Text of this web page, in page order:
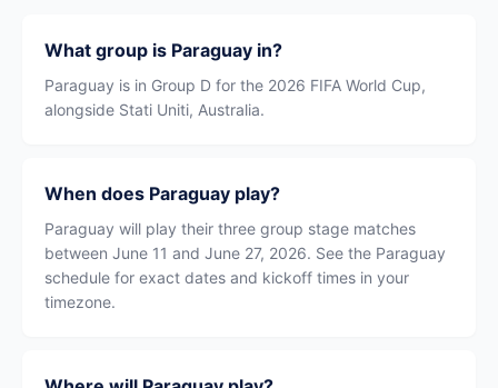
What group is Paraguay in?
Paraguay is in Group D for the 2026 FIFA World Cup,
alongside Stati Uniti, Australia.
When does Paraguay play?
Paraguay will play their three group stage matches
between June 11 and June 27, 2026. See the Paraguay
schedule for exact dates and kickoff times in your
timezone.